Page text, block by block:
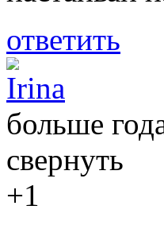
ответить
Irina
больше
свернуть
+1